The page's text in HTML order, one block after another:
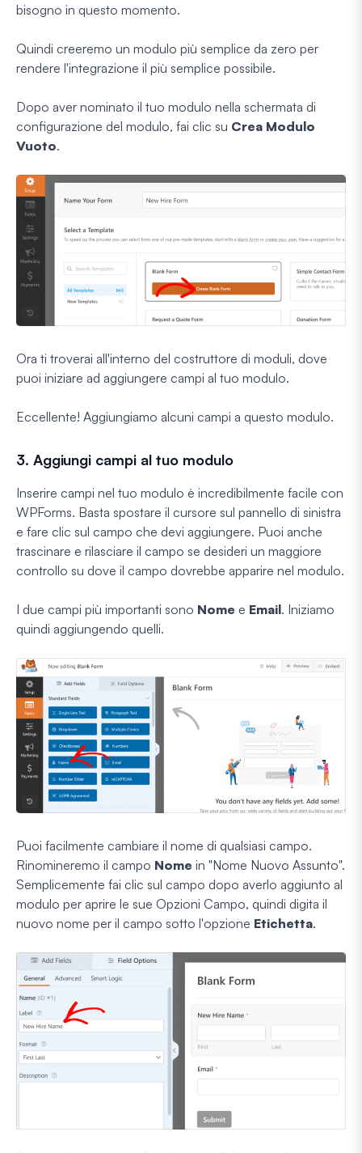
bisogno in questo momento.
Quindi creeremo un modulo più semplice da zero per
rendere l'integrazione il più semplice possibile.
Dopo aver nominato il tuo modulo nella schermata di
configurazione del modulo, fai clic su Crea Modulo
Vuoto.
Ora ti troverai all'interno del costruttore di moduli, dove
puoi iniziare ad aggiungere campi al tuo modulo.
Eccellente! Aggiungiamo alcuni campi a questo modulo.
3. Aggiungi campi al tuo modulo
Inserire campi nel tuo modulo è incredibilmente facile con
WPForms. Basta spostare il cursore sul pannello di sinistra
e fare clic sul campo che devi aggiungere. Puoi anche
trascinare e rilasciare il campo se desideri un maggiore
controllo su dove il campo dovrebbe apparire nel modulo.
I due campi più importanti sono Nome e Email. Iniziamo
quindi aggiungendo quelli.
Puoi facilmente cambiare il nome di qualsiasi campo.
Rinomineremo il campo Nome in "Nome Nuovo Assunto".
Semplicemente fai clic sul campo dopo averlo aggiunto al
modulo per aprire le sue Opzioni Campo, quindi digita il
nuovo nome per il campo sotto l'opzione Etichetta.